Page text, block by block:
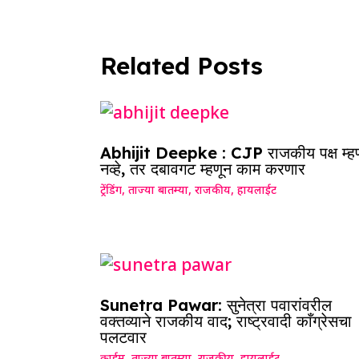
Related Posts
Abhijit Deepke : CJP राजकीय पक्ष
नव्हे, तर दबावगट म्हणून काम करणार
ट्रेंडिंग, ताज्या बातम्या, राजकीय, हायलाईट
Sunetra Pawar: सुनेत्रा पवारांवरील
वक्तव्याने राजकीय वाद; राष्ट्रवादी काँग्रेसचा
पलटवार